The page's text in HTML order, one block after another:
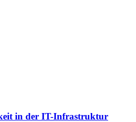
in der IT-Infrastruktur